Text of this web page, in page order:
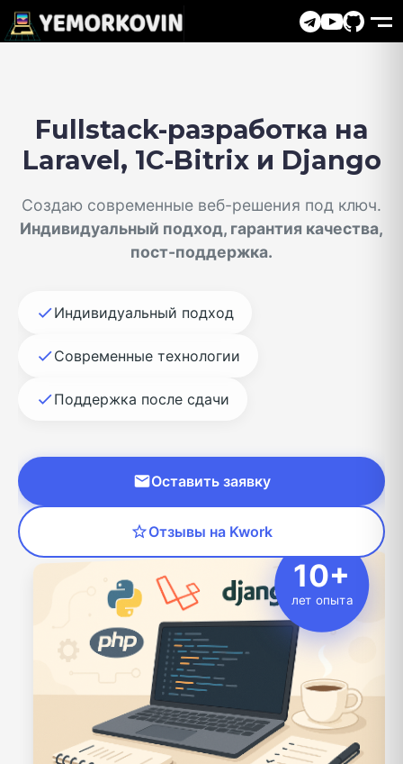
Fullstack-разработка на
Laravel, 1C-Bitrix и Django
Создаю современные веб-решения под ключ.
Индивидуальный подход, гарантия качества,
пост-поддержка.
Индивидуальный подход
Современные технологии
Поддержка после сдачи
Оставить заявку
Отзывы на Kwork
10+
лет опыта